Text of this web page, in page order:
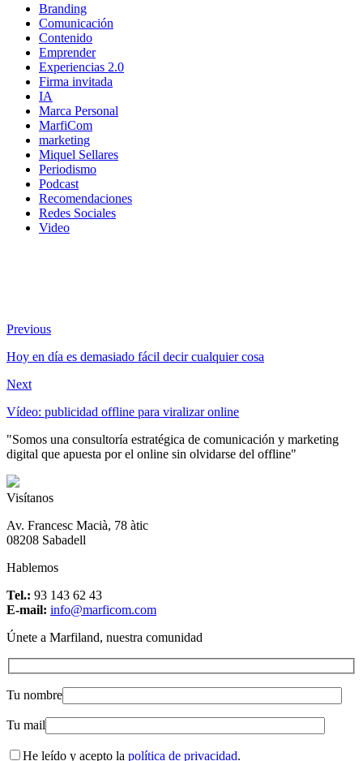
Branding
Comunicación
Contenido
Emprender
Experiencias 2.0
Firma invitada
IA
Marca Personal
MarfiCom
marketing
Miquel Sellares
Periodismo
Podcast
Recomendaciones
Redes Sociales
Video
Previous
Hoy en día es demasiado fácil decir cualquier cosa
Next
Vídeo: publicidad offline para viralizar online
"Somos una consultoría estratégica de comunicación y marketing
digital que apuesta por el online sin olvidarse del offline"
Visítanos
Av. Francesc Macià, 78 àtic
08208 Sabadell
Hablemos
Tel.: 93 143 62 43
E-mail: info@marficom.com
Únete a Marfiland, nuestra comunidad
Tu nombre
Tu mail
He leído y acepto la política de privacidad.